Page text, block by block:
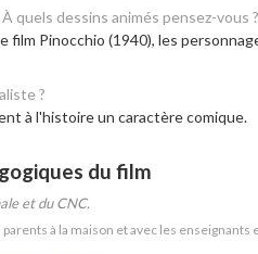
quels dessins animés pensez-vous ?
Pinocchio (1940), les
?
à l'histoire un caractère comique.
du film
et du CNC.
à la maison et avec les enseignants